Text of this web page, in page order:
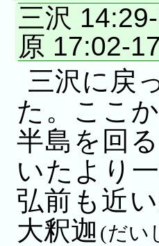
三沢
原 17:02-
三沢に戻
た。ここ
半島を回
いたより
弘前も近
大釈迦 (だい